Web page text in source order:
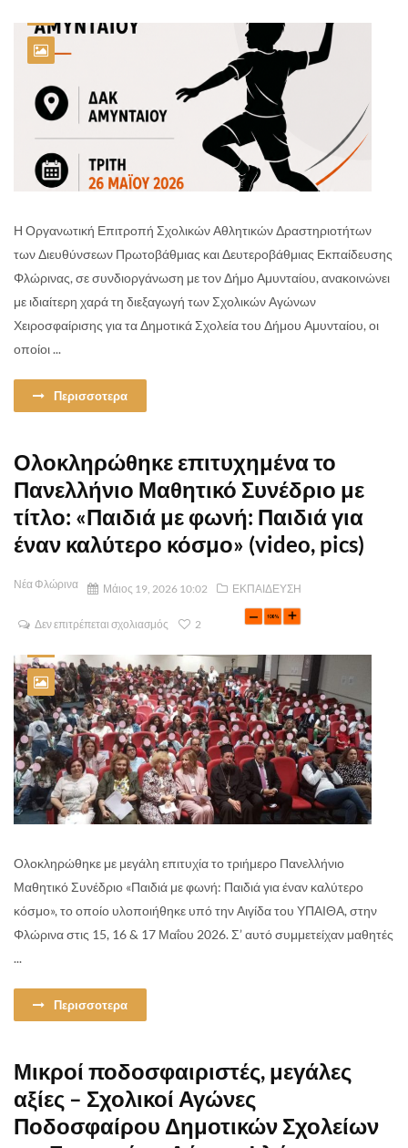
Η Οργανωτική Επιτροπή Σχολικών Αθλητικών Δραστηριοτήτων
των Διευθύνσεων Πρωτοβάθμιας και Δευτεροβάθμιας Εκπαίδευσης
Φλώρινας, σε συνδιοργάνωση με τον Δήμο Αμυνταίου, ανακοινώνει
με ιδιαίτερη χαρά τη διεξαγωγή των Σχολικών Αγώνων
Χειροσφαίρισης για τα Δημοτικά Σχολεία του Δήμου Αμυνταίου, οι
οποίοι ...
Περισσοτερα
Ολοκληρώθηκε επιτυχημένα το
Πανελλήνιο Μαθητικό Συνέδριο με
τίτλο: «Παιδιά με φωνή: Παιδιά για
έναν καλύτερο κόσμο» (video, pics)
Νέα Φλώρινα Μάιος 19, 2026 10:02 ΕΚΠΑΙΔΕΥΣΗ
Δεν επιτρέπεται σχολιασμός 2
Ολοκληρώθηκε με μεγάλη επιτυχία το τριήμερο Πανελλήνιο
Μαθητικό Συνέδριο «Παιδιά με φωνή: Παιδιά για έναν καλύτερο
κόσμο», το οποίο υλοποιήθηκε υπό την Αιγίδα του ΥΠΑΙΘΑ, στην
Φλώρινα στις 15, 16 & 17 Μαΐου 2026. Σ’ αυτό συμμετείχαν μαθητές
...
Περισσοτερα
Μικροί ποδοσφαιριστές, μεγάλες
αξίες – Σχολικοί Αγώνες
Ποδοσφαίρου Δημοτικών Σχολείων